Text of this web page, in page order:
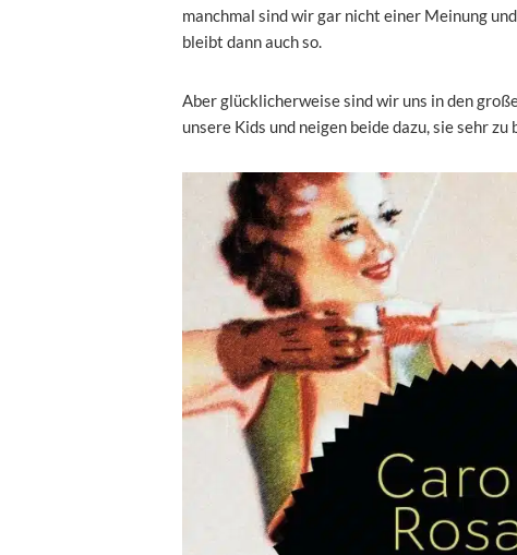
manchmal sind wir gar nicht einer Meinung
bleibt dann auch so.
Aber glücklicherweise sind wir uns in den
unsere Kids und neigen beide dazu, sie sehr